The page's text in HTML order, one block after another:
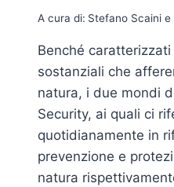
A cura di: Stefano Scaini
Benché
sostanziali che
natura, i due mondi
Security, ai quali ci
quotidianamente in
prevenzione e
natura